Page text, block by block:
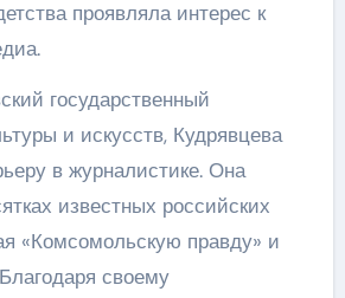
проявляла интерес к
государственный
и искусств, Кудрявцева
в журналистике. Она
известных российских
«Комсомольскую правду» и
своему